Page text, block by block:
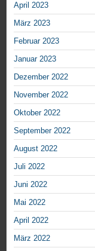
April 2023
März 2023
Februar 2023
Januar 2023
Dezember 2022
November 2022
Oktober 2022
September 2022
August 2022
Juli 2022
Juni 2022
Mai 2022
April 2022
März 2022